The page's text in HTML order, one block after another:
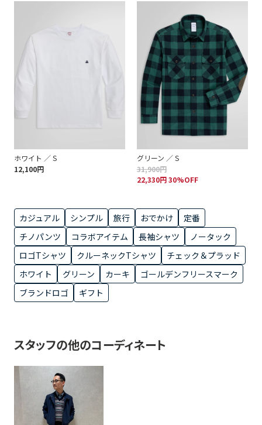
ホワイト ／ S
12,100円
グリーン ／ S
31,900円
22,330円 30%OFF
カジュアル シンプル 旅行 おでかけ
定番
チノパンツ
コラボアイテム 長袖シャツ
ノータック
ロゴTシャツ
クルーネックTシャツ
チェック＆プラッド
ホワイト
グリーン カーキ
ゴールデンフリースマーク
ブランドロゴ
ギフト
スタッフの他のコーディネート